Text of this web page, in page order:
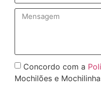
Concordo com a
Mochilões e